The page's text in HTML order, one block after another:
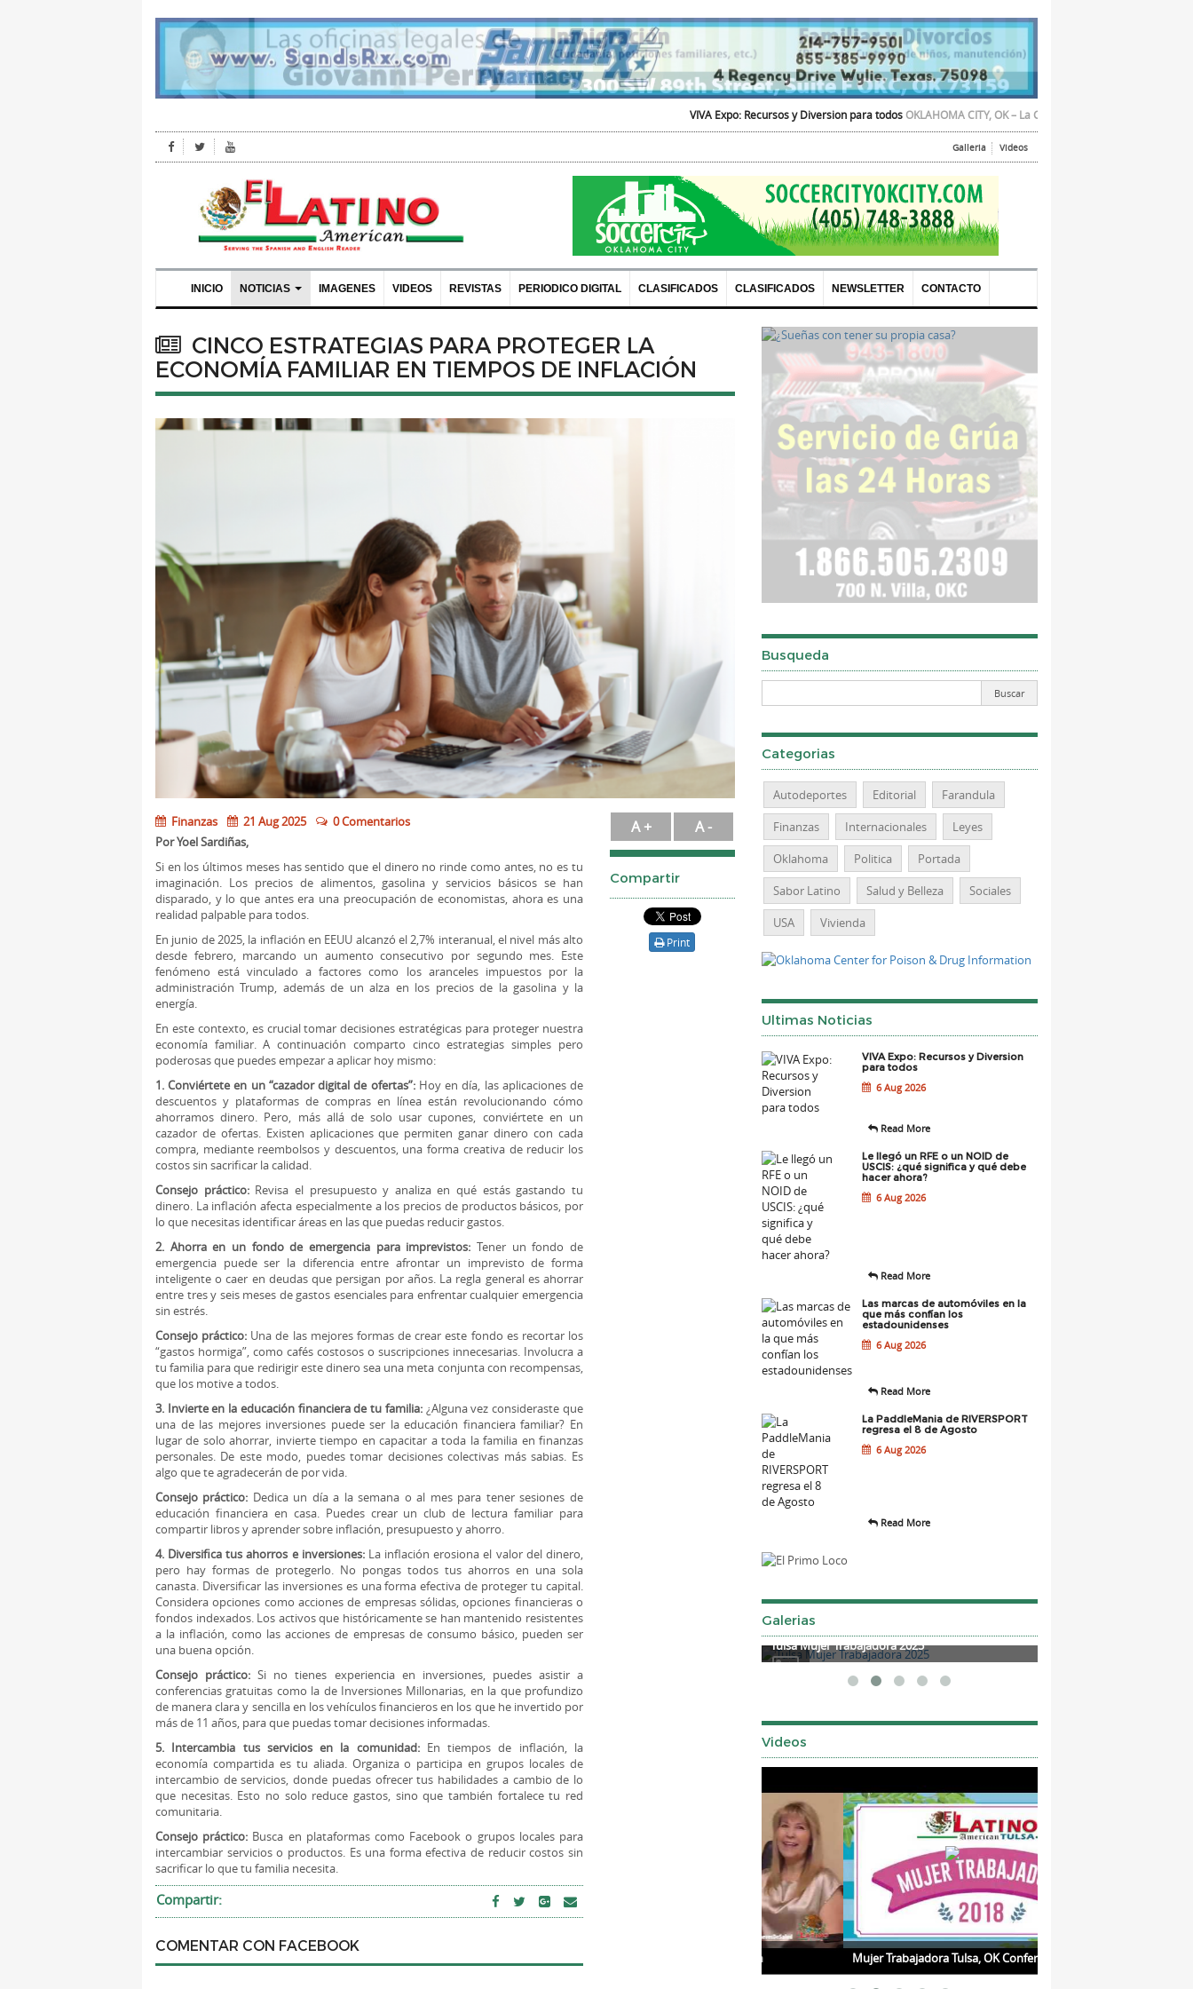
VIVA Expo: Recursos y Diversion para todosOKLAHOMA CITY, OK – La Cámara de Comercio Hispana de
Galleria Videos
INICIO NOTICIAS IMAGENES VIDEOS REVISTAS PERIODICO DIGITAL CLASIFICADOS CLASIFICADOS NEWSLETTER CONTACTO
CINCO ESTRATEGIAS PARA PROTEGER LA
ECONOMÍA FAMILIAR EN TIEMPOS DE INFLACIÓN
Finanzas 21 Aug 2025
0 Comentarios
Por Yoel Sardiñas,
Si en los últimos meses has sentido que el dinero no rinde como antes, no es tu
imaginación. Los precios de alimentos, gasolina y servicios básicos se han
disparado, y lo que antes era una preocupación de economistas, ahora es una
realidad palpable para todos.
En junio de 2025, la inflación en EEUU alcanzó el 2,7% interanual, el nivel más alto
desde febrero, marcando un aumento consecutivo por segundo mes. Este
fenómeno está vinculado a factores como los aranceles impuestos por la
administración Trump, además de un alza en los precios de la gasolina y la
energía.
En este contexto, es crucial tomar decisiones estratégicas para proteger nuestra
economía familiar. A continuación comparto cinco estrategias simples pero
poderosas que puedes empezar a aplicar hoy mismo:
1. Conviértete en un “cazador digital de ofertas”:Hoy en día, las aplicaciones de
descuentos y plataformas de compras en línea están revolucionando cómo
ahorramos dinero. Pero, más allá de solo usar cupones, conviértete en un
cazador de ofertas. Existen aplicaciones que permiten ganar dinero con cada
compra, mediante reembolsos y descuentos, una forma creativa de reducir los
costos sin sacrificar la calidad.
Consejo práctico:Revisa el presupuesto y analiza en qué estás gastando tu
dinero. La inflación afecta especialmente a los precios de productos básicos, por
lo que necesitas identificar áreas en las que puedas reducir gastos.
2. Ahorra en un fondo de emergencia para imprevistos: Tener un fondo de
emergencia puede ser la diferencia entre afrontar un imprevisto de forma
inteligente o caer en deudas que persigan por años. La regla general es ahorrar
entre tres y seis meses de gastos esenciales para enfrentar cualquier emergencia
sin estrés.
Consejo práctico: Una de las mejores formas de crear este fondo es recortar los
“gastos hormiga”, como cafés costosos o suscripciones innecesarias. Involucra a
tu familia para que redirigir este dinero sea una meta conjunta con recompensas,
que los motive a todos.
3. Invierte en la educación financiera de tu familia: ¿Alguna vez consideraste que
una de las mejores inversiones puede ser la educación financiera familiar? En
lugar de solo ahorrar, invierte tiempo en capacitar a toda la familia en finanzas
personales. De este modo, puedes tomar decisiones colectivas más sabias. Es
algo que te agradecerán de por vida.
Consejo práctico: Dedica un día a la semana o al mes para tener sesiones de
educación financiera en casa. Puedes crear un club de lectura familiar para
compartir libros y aprender sobre inflación, presupuesto y ahorro.
4. Diversifica tus ahorros e inversiones:La inflación erosiona el valor del dinero,
pero hay formas de protegerlo. No pongas todos tus ahorros en una sola
canasta. Diversificar las inversiones es una forma efectiva de proteger tu capital.
Considera opciones como acciones de empresas sólidas, opciones financieras o
fondos indexados. Los activos que históricamente se han mantenido resistentes
a la inflación, como las acciones de empresas de consumo básico, pueden ser
una buena opción.
Consejo práctico: Si no tienes experiencia en inversiones, puedes asistir a
conferencias gratuitas como la de Inversiones Millonarias, en la que profundizo
de manera clara y sencilla en los vehículos financieros en los que he invertido por
más de 11 años, para que puedas tomar decisiones informadas.
5. Intercambia tus servicios en la comunidad:En tiempos de inflación, la
economía compartida es tu aliada. Organiza o participa en grupos locales de
intercambio de servicios, donde puedas ofrecer tus habilidades a cambio de lo
que necesitas. Esto no solo reduce gastos, sino que también fortalece tu red
comunitaria.
Consejo práctico: Busca en plataformas como Facebook o grupos locales para
intercambiar servicios o productos. Es una forma efectiva de reducir costos sin
sacrificar lo que tu familia necesita.
Compartir:
COMENTAR CON FACEBOOK
A + A -
Compartir
Print
Busqueda
Categorias
Autodeportes Editorial
Farandula
Finanzas
Internacionales
Leyes
Oklahoma
Politica
Portada
Sabor Latino
Salud y Belleza
Sociales
USA
Vivienda
Ultimas Noticias
VIVA Expo: Recursos y Diversion
para todos
6 Aug 2026
Read More
Le llegó un RFE o un NOID de
USCIS: ¿qué significa y qué debe
hacer ahora?
6 Aug 2026
Read More
Las marcas de automóviles en la
que más confían los
estadounidenses
6 Aug 2026
Read More
La PaddleMania de RIVERSPORT
regresa el 8 de Agosto
6 Aug 2026
Read More
Galerias
Señor de los Milagros 2025
Tulsa Mujer Trabajadora 2025
Videos
Mujer Trabajadora Tulsa, OK Conference 2018